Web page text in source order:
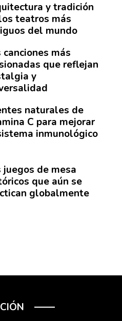
y tradición
teatros más
del mundo
canciones más
que reflejan
y
naturales de
C para mejorar
inmunológico
juegos de mesa
que aún se
globalmente